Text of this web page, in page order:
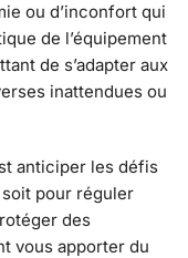
ou d’inconfort qui
de l’équipement
de s’adapter aux
inattendues ou
anticiper les défis
pour réguler
des
vous apporter du